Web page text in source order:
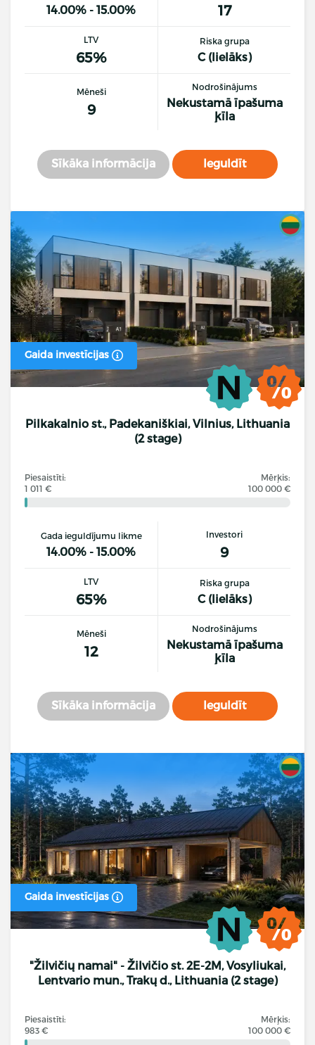
14.00% - 15.00% 17
LTV
65%
Riska grupa
C (lielāks)
Mēneši
9
Nodrošinājums
Nekustamā īpašuma
ķīla
Sīkāka informācija Ieguldīt
Gaida investīcijas
Pilkakalnio st., Padekaniškiai, Vilnius, Lithuania
(2 stage)
Piesaistīti:
1 011 €
Mērķis:
100 000 €
Gada ieguldījumu likme
14.00% - 15.00%
Investori
9
LTV
65%
Riska grupa
C (lielāks)
Mēneši
12
Nodrošinājums
Nekustamā īpašuma
ķīla
Sīkāka informācija Ieguldīt
Gaida investīcijas
"Žilvičių namai" - Žilvičio st. 2E-2M, Vosyliukai,
Lentvario mun., Trakų d., Lithuania (2 stage)
Piesaistīti:
983 €
Mērķis:
100 000 €